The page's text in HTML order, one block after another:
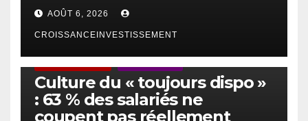
AOÛT 6, 2026
CROISSANCEINVESTISSEMENT
Culture du « toujours dispo »
: 63 % des salariés ne
coupent pas réellement